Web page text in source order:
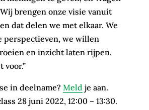
brengen onze visie vanuit
dat delen we met elkaar. We
perspectieven, we willen
en inzicht laten rijpen.
voor.”
in deelname? Meld je aan.
28 juni 2022, 12:00 – 13:30.